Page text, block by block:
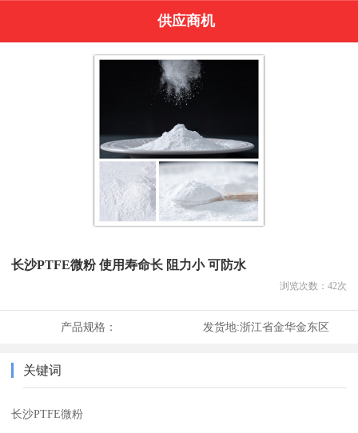
供应商机
长沙PTFE微粉 使用寿命长 阻力小 可防水
浏览次数： 42次
产品规格： 发货地:浙江省金华金东区
关键词
长沙PTFE微粉